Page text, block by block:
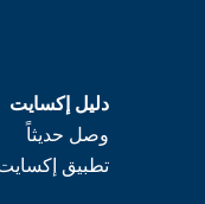
دليل إكسايت
وصل حديثاً
تطبيق إكسايت